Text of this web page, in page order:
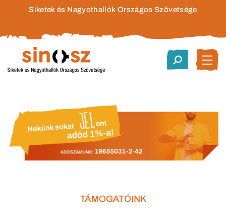
Siketek és Nagyothallók Országos Szövetsége
TÁMOGATÓINK